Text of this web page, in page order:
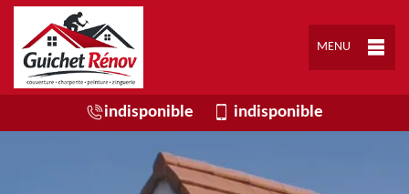
MENU
indisponible indisponible